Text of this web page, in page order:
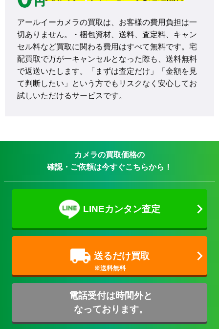
アールイーカメラの買取は、お客様の費用負担は一
切ありません。・梱包資材、送料、査定料、キャン
セル料など買取に関わる費用はすべて無料です。宅
配買取で万が一キャンセルとなった際も、送料無料
で返送いたします。「まずは査定だけ」「金額を見
て判断したい」という方でもリスクなく安心してお
試しいただけるサービスです。
カメラの買取価格の
確認・ご依頼は今すぐこちらから！
LINEカンタン査定
送るだけ買取
電話受付は時間外と
なっております。